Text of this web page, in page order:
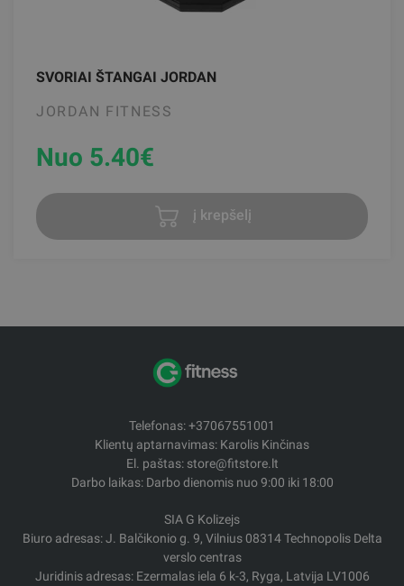
SVORIAI ŠTANGAI JORDAN
JORDAN FITNESS
Nuo 5.40€
į krepšelį
Telefonas: +37067551001
Klientų aptarnavimas: Karolis Kinčinas
El. paštas: store@fitstore.lt
Darbo laikas: Darbo dienomis nuo 9:00 iki 18:00
SIA G Kolizejs
Biuro adresas: J. Balčikonio g. 9, Vilnius 08314 Technopolis Delta
verslo centras
Juridinis adresas: Ezermalas iela 6 k-3, Ryga, Latvija LV1006